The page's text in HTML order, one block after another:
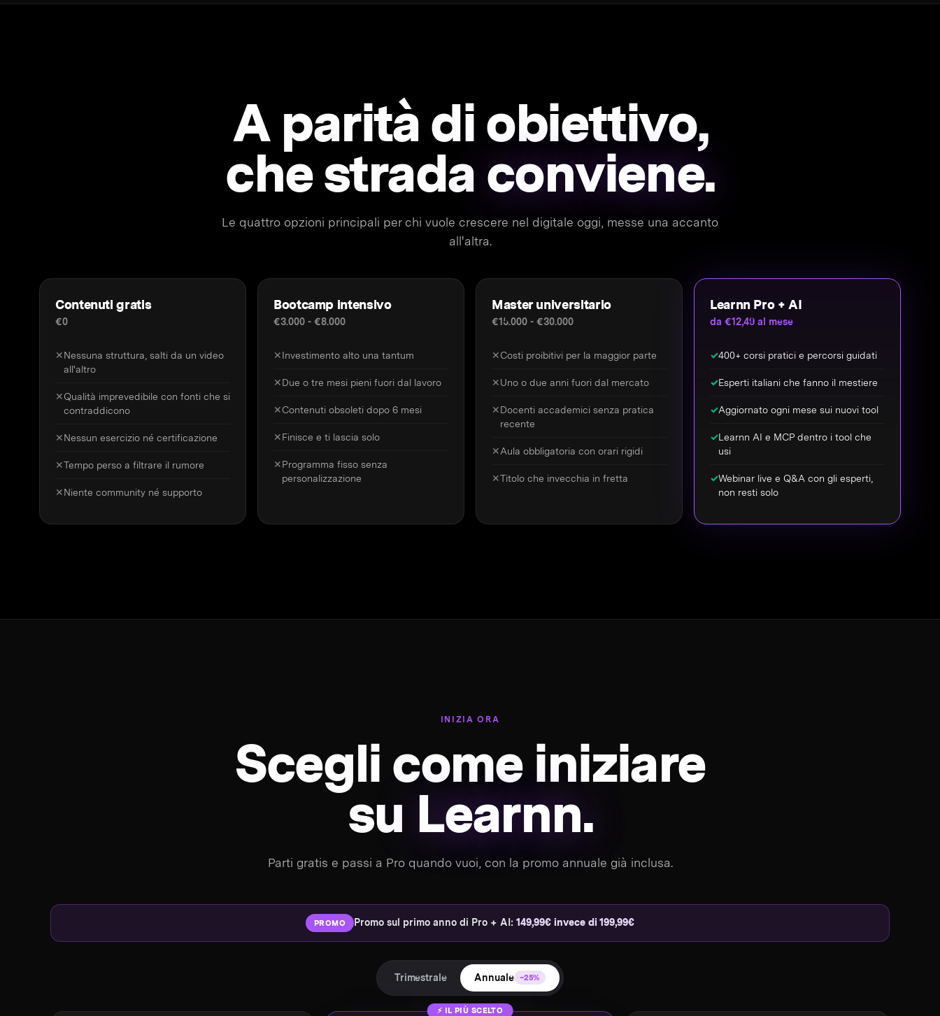
A parità di obiettivo,
che strada conviene.
Le quattro opzioni principali per chi vuole crescere nel digitale oggi, messe una accanto
all'altra.
Contenuti gratis
€0
✕Nessuna struttura, salti da un video
all'altro
✕Qualità imprevedibile con fonti che si
contraddicono
✕Nessun esercizio né certificazione
✕Tempo perso a filtrare il rumore
✕Niente community né supporto
Bootcamp intensivo
€3.000 - €8.000
✕Investimento alto una tantum
✕Due o tre mesi pieni fuori dal lavoro
✕Contenuti obsoleti dopo 6 mesi
✕Finisce e ti lascia solo
✕Programma fisso senza
personalizzazione
Master universitario
€15.000 - €30.000
✕Costi proibitivi per la maggior parte
✕Uno o due anni fuori dal mercato
✕Docenti accademici senza pratica
recente
✕Aula obbligatoria con orari rigidi
✕Titolo che invecchia in fretta
Learnn Pro + AI
da €12,49 al mese
✓400+ corsi pratici e percorsi guidati
✓Esperti italiani che fanno il mestiere
✓Aggiornato ogni mese sui nuovi tool
✓Learnn AI e MCP dentro i tool che
usi
✓Webinar live e Q&A con gli esperti,
non resti solo
INIZIA ORA
Scegli come iniziare
su Learnn.
Parti gratis e passi a Pro quando vuoi, con la promo annuale già inclusa.
PROMO Promo sul primo anno di Pro + AI:149,99€ invece di 199,99€
Trimestrale Annuale −25%
⚡ IL PIÙ SCELTO